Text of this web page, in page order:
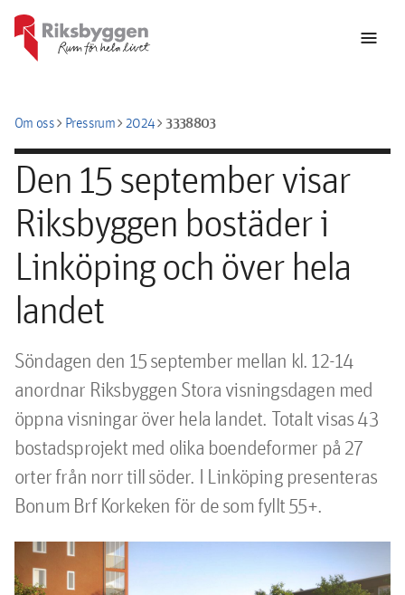
menu
Om osschevron_rightPressrumchevron_right2024chevron_right3338803
Den 15 september visar
Riksbyggen bostäder i
Linköping och över hela
landet
Söndagen den 15 september mellan kl. 12-14
anordnar Riksbyggen Stora visningsdagen med
öppna visningar över hela landet. Totalt visas 43
bostadsprojekt med olika boendeformer på 27
orter från norr till söder. I Linköping presenteras
Bonum Brf Korkeken för de som fyllt 55+.